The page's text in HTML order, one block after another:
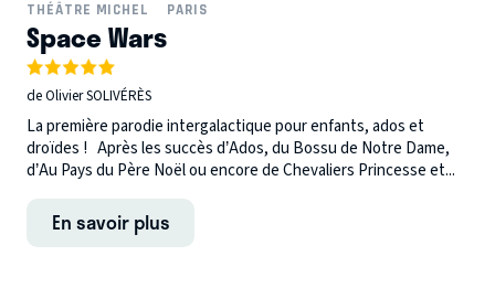
THÉÂTRE MICHEL
PARIS
Space Wars
de Olivier SOLIVÉRÈS
La première parodie intergalactique pour enfants, ados et
droïdes ! Après les succès d’Ados, du Bossu de Notre Dame,
d’Au Pays du Père Noël ou encore de Chevaliers Princesse et...
En savoir plus